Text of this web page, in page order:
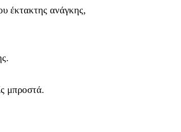
έκτακτης ανάγκης,
μπροστά.